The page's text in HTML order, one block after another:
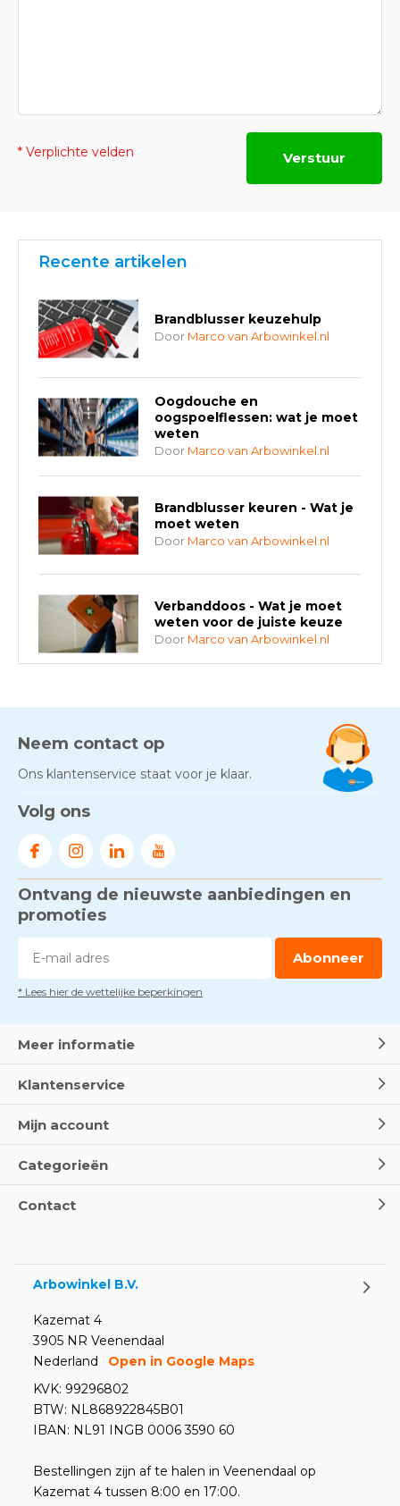
* Verplichte velden Verstuur
Recente artikelen
Brandblusser keuzehulp
Door Marco van Arbowinkel.nl
Oogdouche en
oogspoelflessen: wat je moet
weten
Door Marco van Arbowinkel.nl
Brandblusser keuren - Wat je
moet weten
Door Marco van Arbowinkel.nl
Verbanddoos - Wat je moet
weten voor de juiste keuze
Door Marco van Arbowinkel.nl
AED-apparaten - Welke past
Door Marco van Arbowinkel.nl
Door
Voorkom brand met
rookmelders, hittemelders en
DoorMarco van Arbowinkel.nl
Dag van de BHV - Als elke
Oogspoel flessen en
Neem contact op
Ons klantenservice staat voor je klaar.
Volg ons
Ontvang de nieuwste aanbiedingen en
promoties
Abonneer
* Lees hier de wettelijke beperkingen
Meer informatie
Klantenservice
Mijn account
Categorieën
Contact
Arbowinkel B.V.
Kazemat 4
3905 NR Veenendaal
Nederland
Open in Google Maps
KVK: 99296802
BTW: NL868922845B01
IBAN: NL91 INGB 0006 3590 60
Bestellingen zijn af te halen in Veenendaal op
Kazemat 4 tussen 8:00 en 17:00.